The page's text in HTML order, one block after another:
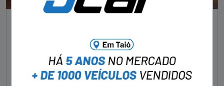
Foragido pela morte de delegado aposentado
em bar morre em confronto com a polícia em SC